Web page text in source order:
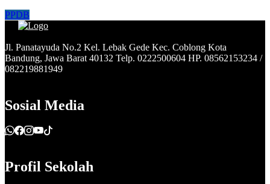
PPDB
Jl. Panatayuda No.2 Kel. Lebak Gede Kec. Coblong Kota
Bandung, Jawa Barat 40132 Telp. 0222500604 HP. 08562153234 /
082219881949
Sosial Media
Profil Sekolah